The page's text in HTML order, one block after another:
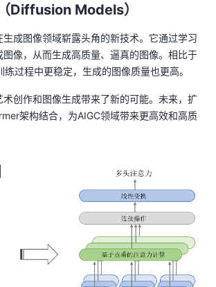
Diffusion Models）
成图像领域崭露头角的新技术。它通过学习
图像，从而生成高质量、逼真的图像。相比于
过程中更稳定，生成的图像质量也更高。
创作和图像生成带来了新的可能。未来，扩
架构结合，为AIGC领域带来更高效和高质